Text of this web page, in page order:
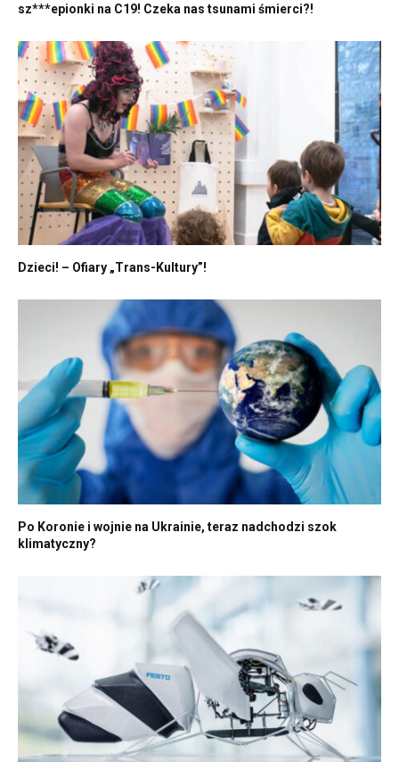
sz***epionki na C19! Czeka nas tsunami śmierci?!
Dzieci! – Ofiary „Trans-Kultury”!
Po Koronie i wojnie na Ukrainie, teraz nadchodzi szok
klimatyczny?